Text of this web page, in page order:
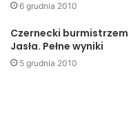
6 grudnia 2010
Czernecki burmistrzem
Jasła. Pełne wyniki
5 grudnia 2010